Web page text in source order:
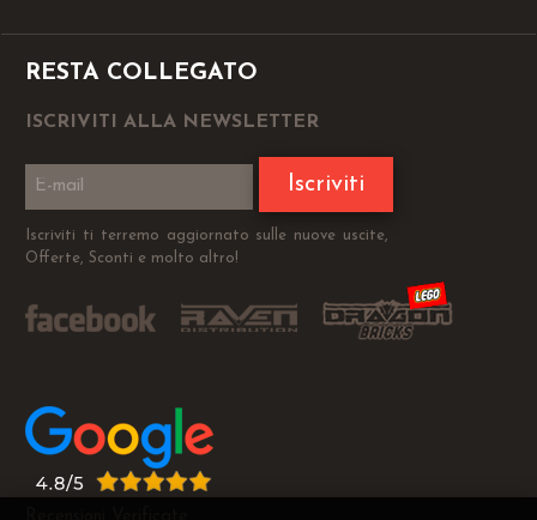
RESTA COLLEGATO
ISCRIVITI ALLA NEWSLETTER
Iscriviti
Iscriviti ti terremo aggiornato sulle nuove uscite,
Offerte, Sconti e molto altro!